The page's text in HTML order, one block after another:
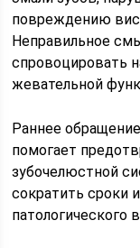
повреждению
Неправильное
спровоцировать
жевательной
Раннее
помогает
зубочелюстной
сократить сроки
патологического